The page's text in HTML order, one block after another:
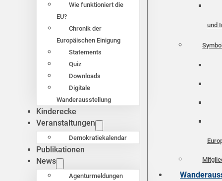
Wie funktioniert die
EU?
Chronik der
Europäischen Einigung
Statements
Quiz
Downloads
Digitale
Wanderausstellung
Kinderecke
Veranstaltungen
Demokratiekalendar
Publikationen
News
Agenturmeldungen
und